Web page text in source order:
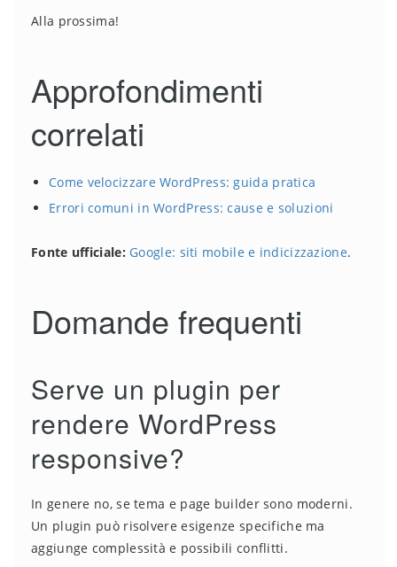
Alla prossima!
Approfondimenti
correlati
Come velocizzare WordPress: guida pratica
Errori comuni in WordPress: cause e soluzioni
Fonte ufficiale: Google: siti mobile e indicizzazione.
Domande frequenti
Serve un plugin per
rendere WordPress
responsive?
In genere no, se tema e page builder sono moderni.
Un plugin può risolvere esigenze specifiche ma
aggiunge complessità e possibili conflitti.